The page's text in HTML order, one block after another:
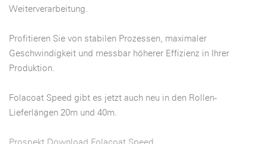
Weiterverarbeitung.
Profitieren Sie von stabilen Prozessen, maximaler
Geschwindigkeit und messbar höherer Effizienz in Ihrer
Produktion.
Folacoat Speed gibt es jetzt auch neu in den Rollen-
Lieferlängen 20m und 40m.